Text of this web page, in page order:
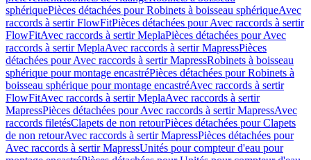
sphériquePièces détachées pour Robinets à boisseau sphériqueAvec
raccords à sertir FlowFitPièces détachées pour Avec raccords à sertir
FlowFitAvec raccords à sertir MeplaPièces détachées pour Avec
raccords à sertir MeplaAvec raccords à sertir MapressPièces
détachées pour Avec raccords à sertir MapressRobinets à boisseau
sphérique pour montage encastréPièces détachées pour Robinets à
boisseau sphérique pour montage encastréAvec raccords à sertir
FlowFitAvec raccords à sertir MeplaAvec raccords à sertir
MapressPièces détachées pour Avec raccords à sertir MapressAvec
raccords filetésClapets de non retourPièces détachées pour Clapets
de non retourAvec raccords à sertir MapressPièces détachées pour
Avec raccords à sertir MapressUnités pour compteur d'eau pour